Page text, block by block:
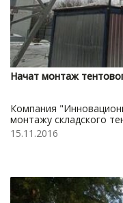
Начат монтаж
Компания
монтажу складского
15.11.2016